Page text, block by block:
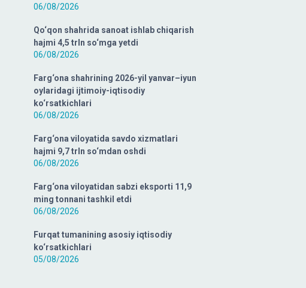
06/08/2026
Qo‘qon shahrida sanoat ishlab chiqarish
hajmi 4,5 trln so‘mga yetdi
06/08/2026
Farg‘ona shahrining 2026-yil yanvar–iyun
oylaridagi ijtimoiy-iqtisodiy
ko‘rsatkichlari
06/08/2026
Farg‘ona viloyatida savdo xizmatlari
hajmi 9,7 trln so‘mdan oshdi
06/08/2026
Farg‘ona viloyatidan sabzi eksporti 11,9
ming tonnani tashkil etdi
06/08/2026
Furqat tumanining asosiy iqtisodiy
ko‘rsatkichlari
05/08/2026